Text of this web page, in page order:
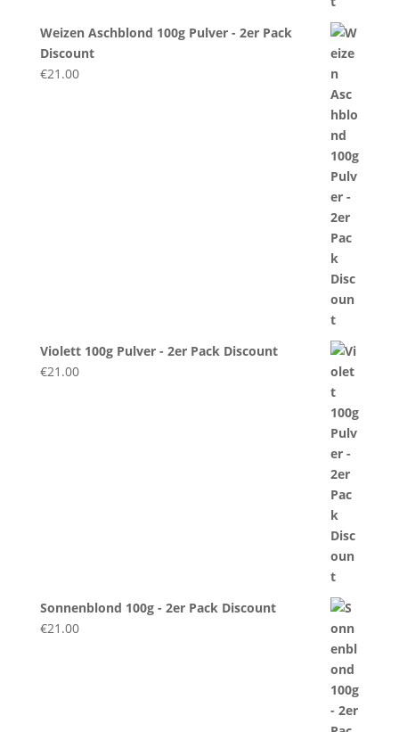
Weizen Aschblond 100g Pulver - 2er Pack
Discount
€21.00
Violett 100g Pulver - 2er Pack Discount
€21.00
Sonnenblond 100g - 2er Pack Discount
€21.00